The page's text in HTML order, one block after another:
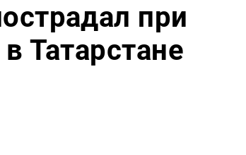
при
Татарстане